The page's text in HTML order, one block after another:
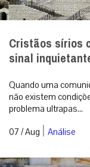
Cristãos sírios
sinal
Quando uma
não existem
problema ultrapas...
07 / Aug | Análise